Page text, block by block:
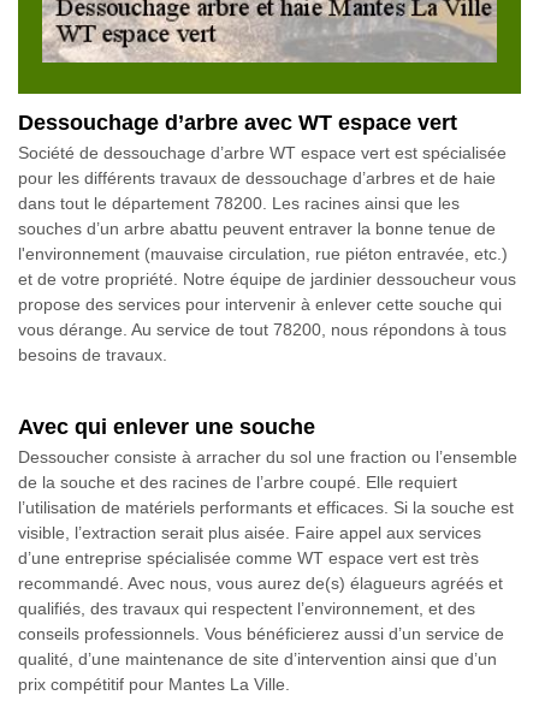
Dessouchage d’arbre avec WT espace vert
Société de dessouchage d’arbre WT espace vert est spécialisée
pour les différents travaux de dessouchage d’arbres et de haie
dans tout le département 78200. Les racines ainsi que les
souches d’un arbre abattu peuvent entraver la bonne tenue de
l'environnement (mauvaise circulation, rue piéton entravée, etc.)
et de votre propriété. Notre équipe de jardinier dessoucheur vous
propose des services pour intervenir à enlever cette souche qui
vous dérange. Au service de tout 78200, nous répondons à tous
besoins de travaux.
Avec qui enlever une souche
Dessoucher consiste à arracher du sol une fraction ou l’ensemble
de la souche et des racines de l’arbre coupé. Elle requiert
l’utilisation de matériels performants et efficaces. Si la souche est
visible, l’extraction serait plus aisée. Faire appel aux services
d’une entreprise spécialisée comme WT espace vert est très
recommandé. Avec nous, vous aurez de(s) élagueurs agréés et
qualifiés, des travaux qui respectent l’environnement, et des
conseils professionnels. Vous bénéficierez aussi d’un service de
qualité, d’une maintenance de site d’intervention ainsi que d’un
prix compétitif pour Mantes La Ville.